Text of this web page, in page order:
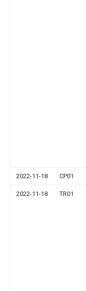
2022-11-18 CP01
2022-11-18 TR01